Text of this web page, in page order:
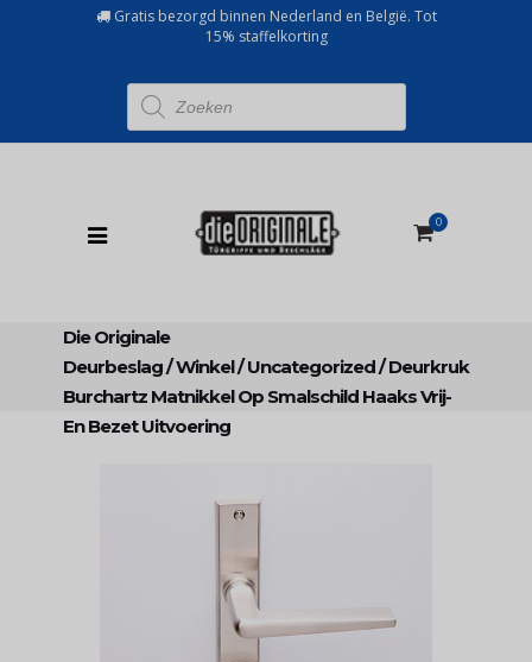
Gratis bezorgd binnen Nederland en België. Tot
15% staffelkorting
Producten
zoeken
0
Die Originale
Deurbeslag/Winkel/Uncategorized/Deurkruk
Burchartz Matnikkel Op Smalschild Haaks Vrij-
En Bezet Uitvoering